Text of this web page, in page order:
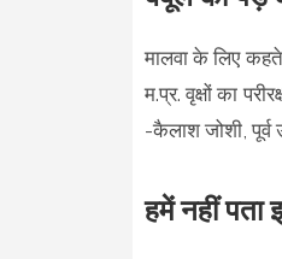
मालवा के लिए
म.प्र. वृक्षों का
-कैलाश जोशी, पूर्व
हमें नहीं